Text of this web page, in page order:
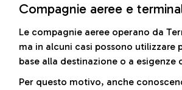
Compagnie aeree e
Le compagnie aeree operano da
ma in alcuni casi possono utilizzare
base alla destinazione o a esigenze
Per questo motivo, anche